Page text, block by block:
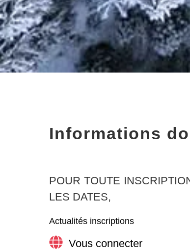
Informations
POUR TOUTE
LES DATES,
Actualités inscriptions
Vous connecter